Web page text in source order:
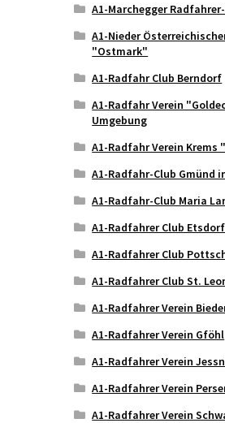
A1-Marchegger
A1-Nieder
"Ostmark"
A1-Radfahr Club Berndorf
A1-Radfahr Verein
Umgebung
A1-Radfahr Verein Krems
A1-Radfahr-Club Gmünd
A1-Radfahr-Club Maria
A1-Radfahrer Club
A1-Radfahrer Club
A1-Radfahrer Club St.
A1-Radfahrer Verein
A1-Radfahrer Verein Gföhl
A1-Radfahrer Verein
A1-Radfahrer Verein
A1-Radfahrer Verein